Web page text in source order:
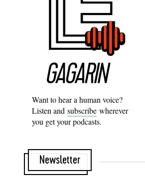
Want to hear a human voice?
Listen and subscribe wherever
you get your podcasts.
Newsletter